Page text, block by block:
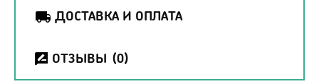
ДОСТАВКА И ОПЛАТА
ОТЗЫВЫ (0)